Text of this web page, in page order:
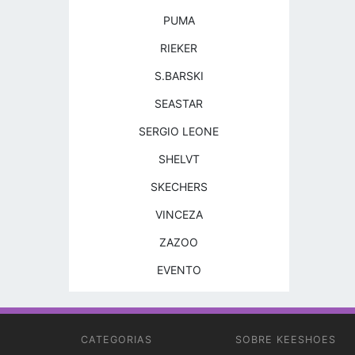
PUMA
RIEKER
S.BARSKI
SEASTAR
SERGIO LEONE
SHELVT
SKECHERS
VINCEZA
ZAZOO
EVENTO
CATEGORIAS SOBRE KEESHOES